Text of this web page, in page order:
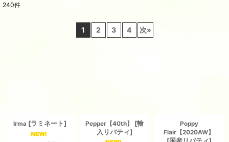
240件
1 2 3 4 次»
Irma [ラミネート] Pepper【40th】 [輸
入リバティ]
Poppy
Flair【2020AW】